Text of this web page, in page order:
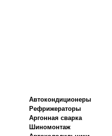
Автокондиционеры
Рефрижераторы
Аргонная сварка
Шиномонтаж